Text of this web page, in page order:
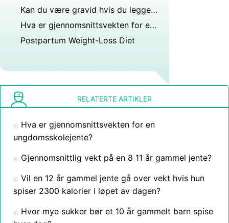
Kan du være gravid hvis du legger på deg raskt. Legger du 4 kilo på en uke?
Hva er gjennomsnittsvekten for en 11 år gammel jentegymnast?
Postpartum Weight-Loss Diet
RELATERTE ARTIKLER
Hva er gjennomsnittsvekten for en
ungdomsskolejente?
Gjennomsnittlig vekt på en 8 11 år gammel jente?
Vil en 12 år gammel jente gå over vekt hvis hun
spiser 2300 kalorier i løpet av dagen?
Hvor mye sukker bør et 10 år gammelt barn spise